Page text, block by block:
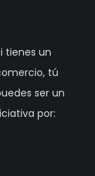
tienes un
tú
ser un
por: